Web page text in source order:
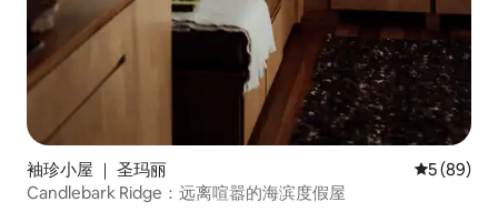
袖珍小屋 ｜ 圣玛丽 平均评分
5 (89)
Candlebark Ridge：远离喧嚣的海滨度假屋